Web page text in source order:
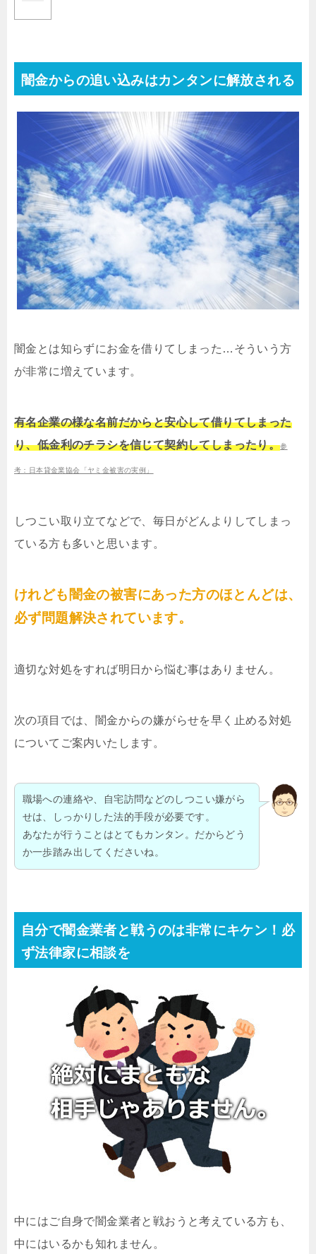
闇金からの追い込みはカンタンに解放される
闇金とは知らずにお金を借りてしまった…そういう方
が非常に増えています。
有名企業の様な名前だからと安心して借りてしまった
り、低金利のチラシを信じて契約してしまったり。参
考：日本貸金業協会「ヤミ金被害の実例」
しつこい取り立てなどで、毎日がどんよりしてしまっ
ている方も多いと思います。
けれども闇金の被害にあった方のほとんどは、
必ず問題解決されています。
適切な対処をすれば明日から悩む事はありません。
次の項目では、闇金からの嫌がらせを早く止める対処
についてご案内いたします。
職場への連絡や、自宅訪問などのしつこい嫌がら
せは、しっかりした法的手段が必要です。
あなたが行うことはとてもカンタン。だからどう
か一歩踏み出してくださいね。
自分で闇金業者と戦うのは非常にキケン！必
ず法律家に相談を
中にはご自身で闇金業者と戦おうと考えている方も、
中にはいるかも知れません。